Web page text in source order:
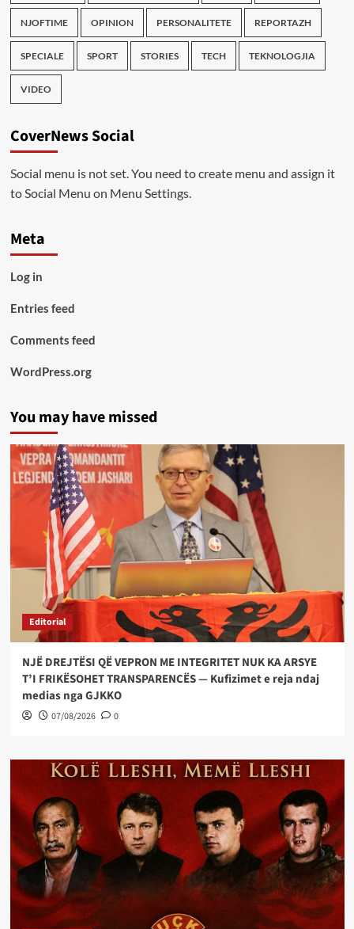
NJOFTIME OPINION PERSONALITETE REPORTAZH
SPECIALE SPORT STORIES TECH TEKNOLOGJIA
VIDEO
CoverNews Social
Social menu is not set. You need to create menu and assign it
to Social Menu on Menu Settings.
Meta
Log in
Entries feed
Comments feed
WordPress.org
You may have missed
Editorial
NJË DREJTËSI QË VEPRON ME INTEGRITET NUK KA ARSYE
T’I FRIKËSOHET TRANSPARENCËS — Kufizimet e reja ndaj
medias nga GJKKO
07/08/2026 0